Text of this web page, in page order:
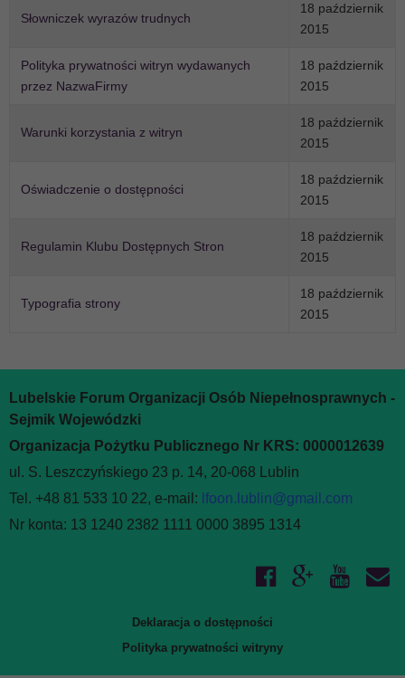
Słowniczek wyrazów trudnych
18 październik
2015
Polityka prywatności witryn wydawanych
przez NazwaFirmy
18 październik
2015
Warunki korzystania z witryn
18 październik
2015
Oświadczenie o dostępności
18 październik
2015
Regulamin Klubu Dostępnych Stron
18 październik
2015
Typografia strony
18 październik
2015
Lubelskie Forum Organizacji Osób Niepełnosprawnych -
Sejmik Wojewódzki
Organizacja Pożytku Publicznego Nr KRS: 0000012639
ul. S. Leszczyńskiego 23 p. 14, 20-068 Lublin
Tel. +48 81 533 10 22, e-mail: lfoon.lublin@gmail.com
Nr konta: 13 1240 2382 1111 0000 3895 1314
Deklaracja o dostępności
Polityka prywatności witryny